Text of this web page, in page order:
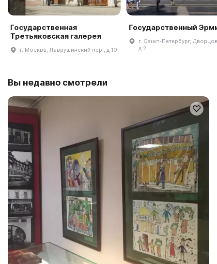
Государственная
Третьяковская галерея
г. Москва, Лаврушинский пер., д 10
Государственный
г. Санкт-Петербург,
д 2
Вы недавно смотрели